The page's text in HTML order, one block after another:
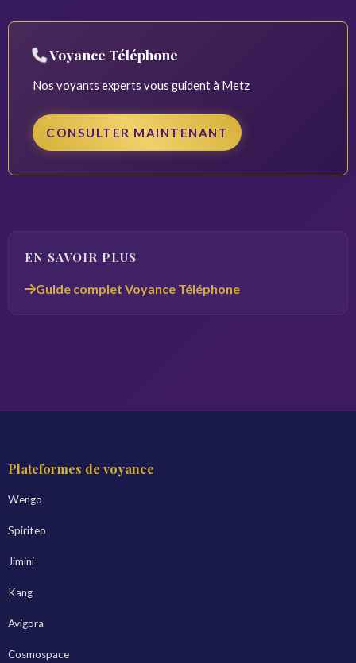
Voyance Téléphone
Nos voyants experts vous guident à Metz
CONSULTER MAINTENANT
EN SAVOIR PLUS
Guide complet Voyance Téléphone
Plateformes de voyance
Wengo
Spiriteo
Jimini
Kang
Avigora
Cosmospace